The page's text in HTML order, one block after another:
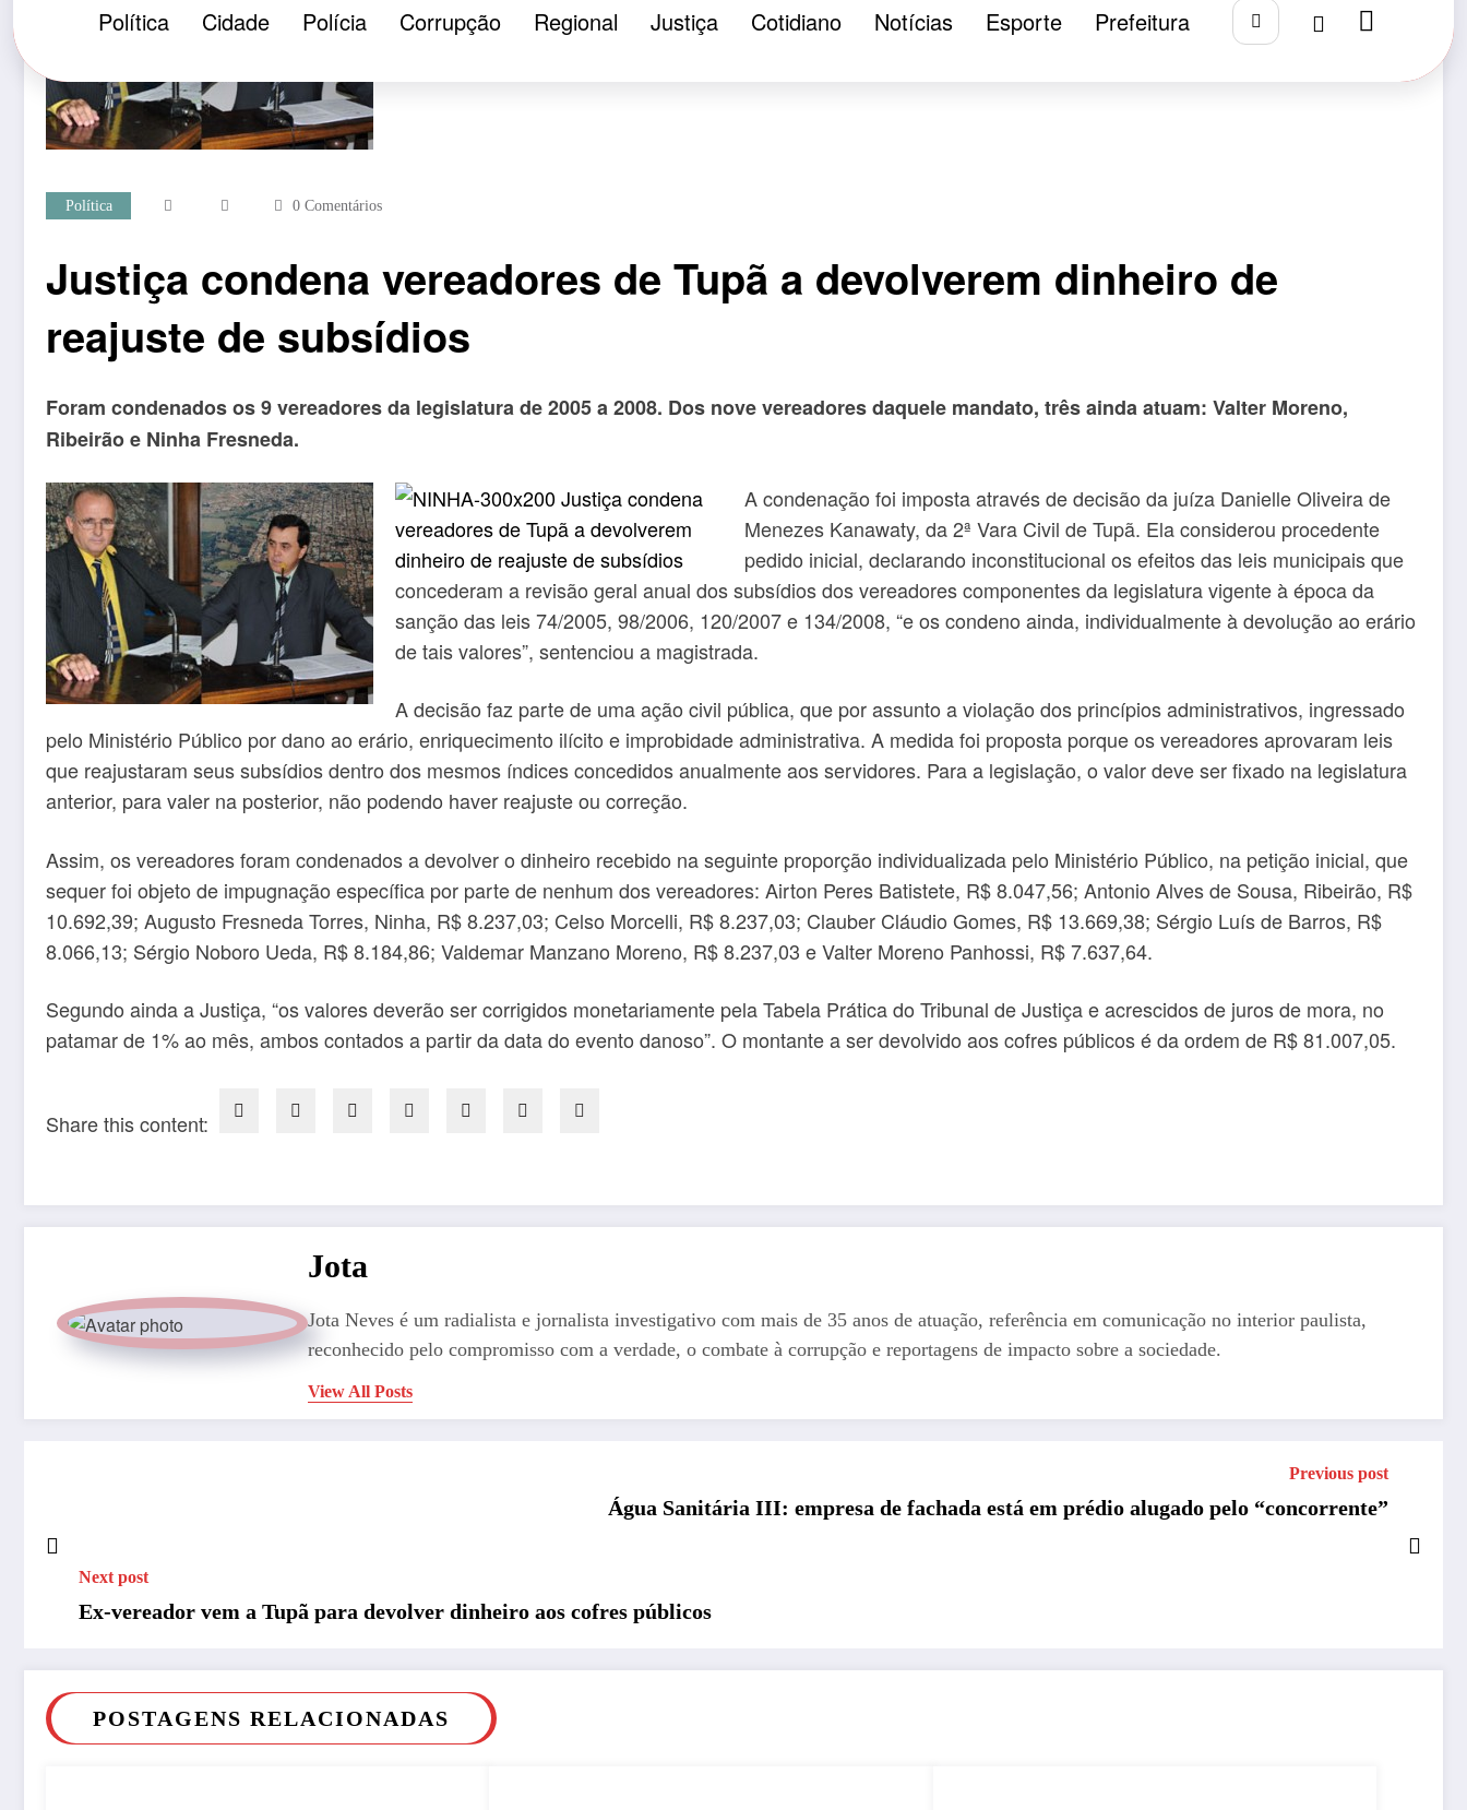
Política Cidade Polícia Corrupção Regional Justiça Cotidiano Notícias Esporte Prefeitura
Política 0 Comentários
Justiça condena vereadores de Tupã a devolverem dinheiro de
reajuste de subsídios
Foram condenados os 9 vereadores da legislatura de 2005 a 2008. Dos nove vereadores daquele mandato, três ainda atuam: Valter Moreno,
Ribeirão e Ninha Fresneda.
A condenação foi imposta através de decisão da juíza Danielle Oliveira de
Menezes Kanawaty, da 2ª Vara Civil de Tupã. Ela considerou procedente
pedido inicial, declarando inconstitucional os efeitos das leis municipais que
concederam a revisão geral anual dos subsídios dos vereadores componentes da legislatura vigente à época da
sanção das leis 74/2005, 98/2006, 120/2007 e 134/2008, “e os condeno ainda, individualmente à devolução ao erário
de tais valores”, sentenciou a magistrada.
A decisão faz parte de uma ação civil pública, que por assunto a violação dos princípios administrativos, ingressado
pelo Ministério Público por dano ao erário, enriquecimento ilícito e improbidade administrativa. A medida foi proposta porque os vereadores aprovaram leis
que reajustaram seus subsídios dentro dos mesmos índices concedidos anualmente aos servidores. Para a legislação, o valor deve ser fixado na legislatura
anterior, para valer na posterior, não podendo haver reajuste ou correção.
Assim, os vereadores foram condenados a devolver o dinheiro recebido na seguinte proporção individualizada pelo Ministério Público, na petição inicial, que
sequer foi objeto de impugnação específica por parte de nenhum dos vereadores: Airton Peres Batistete, R$ 8.047,56; Antonio Alves de Sousa, Ribeirão, R$
10.692,39; Augusto Fresneda Torres, Ninha, R$ 8.237,03; Celso Morcelli, R$ 8.237,03; Clauber Cláudio Gomes, R$ 13.669,38; Sérgio Luís de Barros, R$
8.066,13; Sérgio Noboro Ueda, R$ 8.184,86; Valdemar Manzano Moreno, R$ 8.237,03 e Valter Moreno Panhossi, R$ 7.637,64.
Segundo ainda a Justiça, “os valores deverão ser corrigidos monetariamente pela Tabela Prática do Tribunal de Justiça e acrescidos de juros de mora, no
patamar de 1% ao mês, ambos contados a partir da data do evento danoso”. O montante a ser devolvido aos cofres públicos é da ordem de R$ 81.007,05.
Share this content:
Jota
Jota Neves é um radialista e jornalista investigativo com mais de 35 anos de atuação, referência em comunicação no interior paulista,
reconhecido pelo compromisso com a verdade, o combate à corrupção e reportagens de impacto sobre a sociedade.
View All Posts
Previous post
Água Sanitária III: empresa de fachada está em prédio alugado pelo “concorrente”
Next post
Ex-vereador vem a Tupã para devolver dinheiro aos cofres públicos
POSTAGENS RELACIONADAS